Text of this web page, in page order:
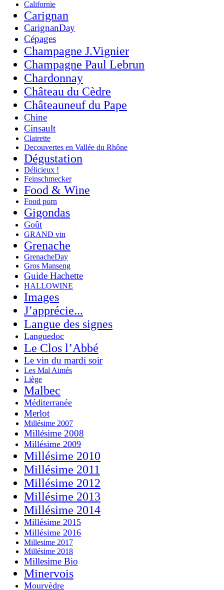
Californie
Carignan
CarignanDay
Cépages
Champagne J.Vignier
Champagne Paul Lebrun
Chardonnay
Château du Cèdre
Châteauneuf du Pape
Chine
Cinsault
Clairette
Decouvertes en Vallée du Rhône
Dégustation
Délicieux !
Feinschmecker
Food & Wine
Food porn
Gigondas
Goût
GRAND vin
Grenache
GrenacheDay
Gros Manseng
Guide Hachette
HALLOWINE
Images
J’apprécie...
Langue des signes
Languedoc
Le Clos l’Abbé
Le vin du mardi soir
Les Mal Aimés
Liège
Malbec
Méditerranée
Merlot
Millésime 2007
Millésime 2008
Millésime 2009
Millésime 2010
Millésime 2011
Millésime 2012
Millésime 2013
Millésime 2014
Millésime 2015
Millésime 2016
Millesime 2017
Millésime 2018
Millesime Bio
Minervois
Mourvèdre